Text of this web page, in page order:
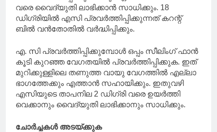
വരെ വൈദ്യുതി ലാഭിക്കാൻ സാധിക്കും. 18
ഡിഗ്രിയിൽ എസി പ്രവർത്തിപ്പിക്കുന്നത് കറന്റ്
ബിൽ വൻതോതിൽ വർദ്ധിപ്പിക്കും.
എ. സി പ്രവർത്തിപ്പിക്കുമ്പോൾ ഒപ്പം സീലിംഗ് ഫാൻ
കൂടി കുറഞ്ഞ വേഗതയിൽ പ്രവർത്തിപ്പിക്കുക. ഇത്
മുറിക്കുള്ളിലെ തണുത്ത വായു വേഗത്തിൽ എല്ലാ
ഭാഗത്തേക്കും എത്താൻ സഹായിക്കും. ഇതുവഴി
എസിയുടെ താപനില 2 ഡിഗ്രി വരെ ഉയർത്തി
വെക്കാനും വൈദ്യുതി ലാഭിക്കാനും സാധിക്കും.
ചോർച്ചകൾ അടയ്ക്കുക